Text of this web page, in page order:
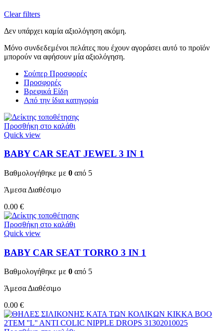
Clear filters
Δεν υπάρχει καμία αξιολόγηση ακόμη.
Μόνο συνδεδεμένοι πελάτες που έχουν αγοράσει αυτό το προϊόν
μπορούν να αφήσουν μία αξιολόγηση.
Σούπερ Προσφορές
Προσφορές
Βρεφικά Είδη
Από την ίδια κατηγορία
Προσθήκη στο καλάθι
Quick view
BABY CAR SEAT JEWEL 3 ΙΝ 1
Βαθμολογήθηκε με 0 από 5
Άμεσα Διαθέσιμο
0.00 €
Προσθήκη στο καλάθι
Quick view
BABY CAR SEAT TORRO 3 ΙΝ 1
Βαθμολογήθηκε με 0 από 5
Άμεσα Διαθέσιμο
0.00 €